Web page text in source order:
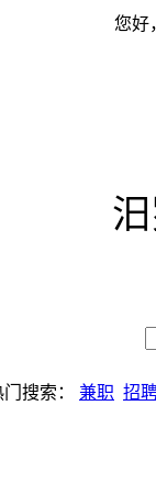
您好
门搜索： 兼职 招